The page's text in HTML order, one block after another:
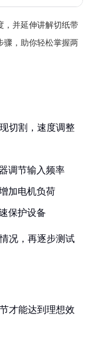
，并延伸讲解切纸带
骤，助你轻松掌握两
切割，速度调整
调节输入频率
加电机负荷
保护设备
况，再逐步测试
才能达到理想效